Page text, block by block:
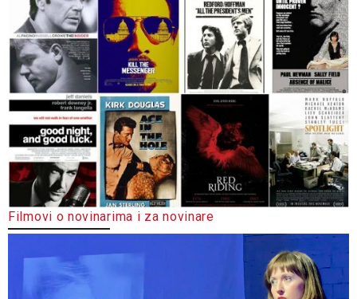
Filmovi o novinarima i za novinare